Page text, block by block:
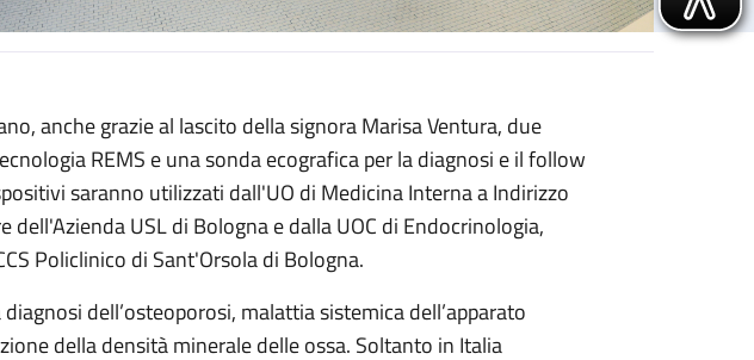
per migliorare l’esame della salute delle ossa
anche grazie al lascito della signora Marisa Ventura, due
REMS e una sonda ecografica per la diagnosi e il follow
saranno utilizzati dall'UO di Medicina Interna a Indirizzo
USL di Bologna e dalla UOC di Endocrinologia,
Policlinico di Sant'Orsola di Bologna.
dell’osteoporosi, malattia sistemica dell’apparato
della densità minerale delle ossa. Soltanto in Italia